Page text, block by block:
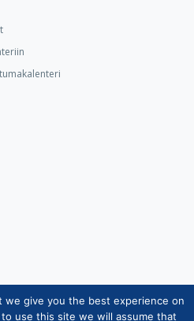
Rotarypalvelu ry 2026 |
we give you the best experience on
use this site we will assume that